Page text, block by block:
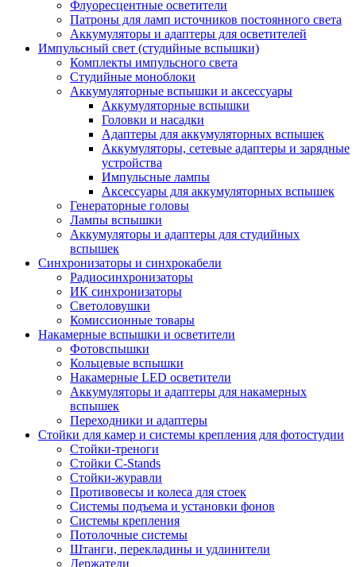
Флуоресцентные осветители
Патроны для ламп источников постоянного света
Аккумуляторы и адаптеры для осветителей
Импульсный свет (студийные вспышки)
Комплекты импульсного света
Студийные моноблоки
Аккумуляторные вспышки и аксессуары
Аккумуляторные вспышки
Головки и насадки
Адаптеры для аккумуляторных вспышек
Аккумуляторы, сетевые адаптеры и зарядные
устройства
Импульсные лампы
Аксессуары для аккумуляторных вспышек
Генераторные головы
Лампы вспышки
Аккумуляторы и адаптеры для студийных
вспышек
Синхронизаторы и синхрокабели
Радиосинхронизаторы
ИК синхронизаторы
Светоловушки
Комиссионные товары
Накамерные вспышки и осветители
Фотовспышки
Кольцевые вспышки
Накамерные LED осветители
Аккумуляторы и адаптеры для накамерных
вспышек
Переходники и адаптеры
Стойки для камер и системы крепления для фотостудии
Стойки-треноги
Стойки C-Stands
Стойки-журавли
Противовесы и колеса для стоек
Системы подъема и установки фонов
Системы крепления
Потолочные системы
Штанги, перекладины и удлинители
Держатели